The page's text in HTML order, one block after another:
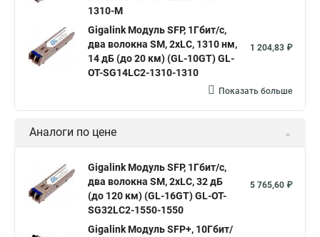
1310-M
Gigalink Модуль SFP, 1Гбит/c,
два волокна SM, 2xLC, 1310 нм,
14 дБ (до 20 км) (GL-10GT) GL-
OT-SG14LC2-1310-1310
1 204,83 ₽
Показать больше
Аналоги по цене
Gigalink Модуль SFP, 1Гбит/c,
два волокна SM, 2xLC, 32 дБ
(до 120 км) (GL-16GT) GL-OT-
SG32LC2-1550-1550
5 765,60 ₽
Gigalink Модуль SFP+, 10Гбит/